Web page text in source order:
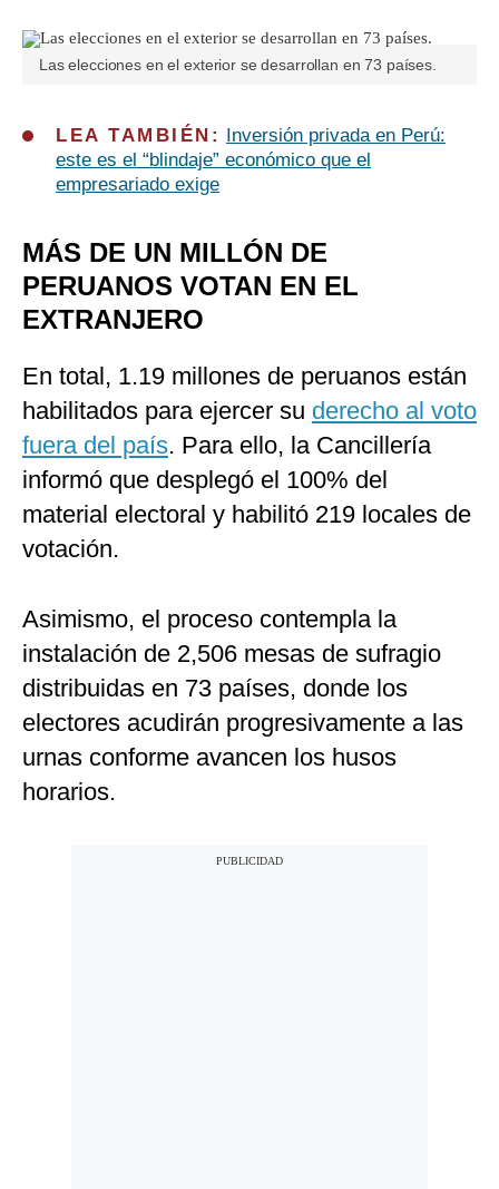
Las elecciones en el exterior se desarrollan en 73 países.
LEA TAMBIÉN:
Inversión privada en Perú:
este es el “blindaje” económico que el
empresariado exige
MÁS DE UN MILLÓN DE
PERUANOS VOTAN EN EL
EXTRANJERO
En total, 1.19 millones de peruanos están
habilitados para ejercer su derecho al voto
fuera del país. Para ello, la Cancillería
informó que desplegó el 100% del
material electoral y habilitó 219 locales de
votación.
Asimismo, el proceso contempla la
instalación de 2,506 mesas de sufragio
distribuidas en 73 países, donde los
electores acudirán progresivamente a las
urnas conforme avancen los husos
horarios.